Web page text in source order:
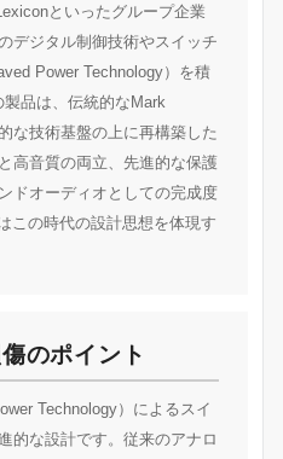
といったグループ企業
デジタル制御技術やスイッチ
Power Technology）を積
品は、伝統的なMark
な技術基盤の上に再構築した
高音質の両立、先進的な保護
ドオーディオとしての完成度
この時代の設計思想を体現す
のポイント
Technology）によるスイ
的な設計です。従来のアナロ